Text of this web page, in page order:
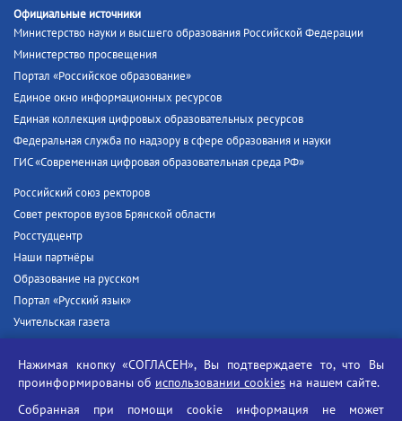
Официальные источники
Министерство науки и высшего образования Российской Федерации
Министерство просвещения
Портал «Российское образование»
Единое окно информационных ресурсов
Единая коллекция цифровых образовательных ресурсов
Федеральная служба по надзору в сфере образования и науки
ГИС «Современная цифровая образовательная среда РФ»
Российский союз ректоров
Совет ректоров вузов Брянской области
Росстудцентр
Наши партнёры
Образование на русском
Портал «Русский язык»
Учительская газета
Единый портал государственных услуг
Противодействие угрозам информационной безопасности
Нажимая кнопку «СОГЛАСЕН», Вы подтверждаете то, что Вы
проинформированы об использовании cookies на нашем сайте.
Собранная при помощи cookie информация не может